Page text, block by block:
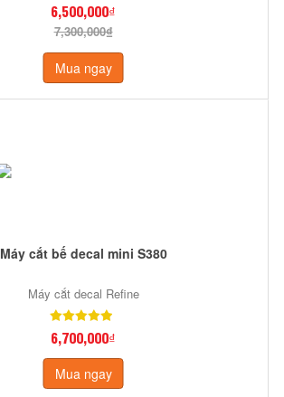
6,500,000₫
7,300,000₫
Mua ngay
Máy cắt bế decal mini S380
Máy cắt decal Refine
6,700,000₫
Mua ngay